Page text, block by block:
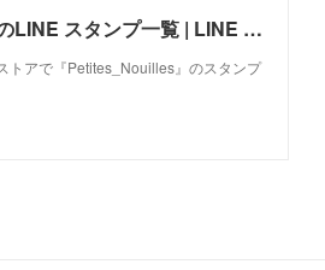
Petites_NouillesのLINE スタンプ一覧 | LINE STORE
トアで『Petites_Nouilles』のスタンプ